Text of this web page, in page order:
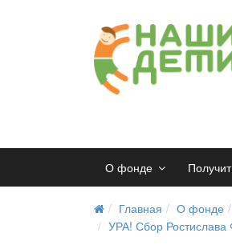
О фонде
Главная О фонде
УРА! Сбор